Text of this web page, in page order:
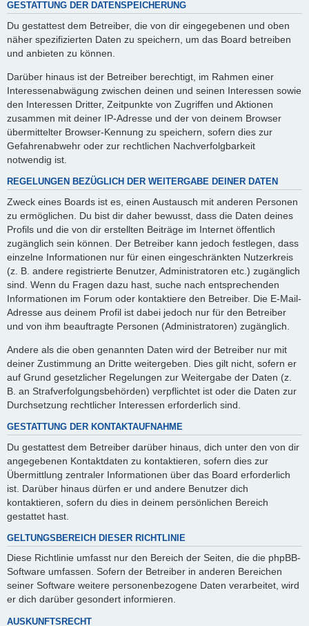
GESTATTUNG DER DATENSPEICHERUNG
Du gestattest dem Betreiber, die von dir eingegebenen und oben
näher spezifizierten Daten zu speichern, um das Board betreiben
und anbieten zu können.
Darüber hinaus ist der Betreiber berechtigt, im Rahmen einer
Interessenabwägung zwischen deinen und seinen Interessen sowie
den Interessen Dritter, Zeitpunkte von Zugriffen und Aktionen
zusammen mit deiner IP-Adresse und der von deinem Browser
übermittelter Browser-Kennung zu speichern, sofern dies zur
Gefahrenabwehr oder zur rechtlichen Nachverfolgbarkeit
notwendig ist.
REGELUNGEN BEZÜGLICH DER WEITERGABE DEINER DATEN
Zweck eines Boards ist es, einen Austausch mit anderen Personen
zu ermöglichen. Du bist dir daher bewusst, dass die Daten deines
Profils und die von dir erstellten Beiträge im Internet öffentlich
zugänglich sein können. Der Betreiber kann jedoch festlegen, dass
einzelne Informationen nur für einen eingeschränkten Nutzerkreis
(z. B. andere registrierte Benutzer, Administratoren etc.) zugänglich
sind. Wenn du Fragen dazu hast, suche nach entsprechenden
Informationen im Forum oder kontaktiere den Betreiber. Die E-Mail-
Adresse aus deinem Profil ist dabei jedoch nur für den Betreiber
und von ihm beauftragte Personen (Administratoren) zugänglich.
Andere als die oben genannten Daten wird der Betreiber nur mit
deiner Zustimmung an Dritte weitergeben. Dies gilt nicht, sofern er
auf Grund gesetzlicher Regelungen zur Weitergabe der Daten (z.
B. an Strafverfolgungsbehörden) verpflichtet ist oder die Daten zur
Durchsetzung rechtlicher Interessen erforderlich sind.
GESTATTUNG DER KONTAKTAUFNAHME
Du gestattest dem Betreiber darüber hinaus, dich unter den von dir
angegebenen Kontaktdaten zu kontaktieren, sofern dies zur
Übermittlung zentraler Informationen über das Board erforderlich
ist. Darüber hinaus dürfen er und andere Benutzer dich
kontaktieren, sofern du dies in deinem persönlichen Bereich
gestattet hast.
GELTUNGSBEREICH DIESER RICHTLINIE
Diese Richtlinie umfasst nur den Bereich der Seiten, die die phpBB-
Software umfassen. Sofern der Betreiber in anderen Bereichen
seiner Software weitere personenbezogene Daten verarbeitet, wird
er dich darüber gesondert informieren.
AUSKUNFTSRECHT